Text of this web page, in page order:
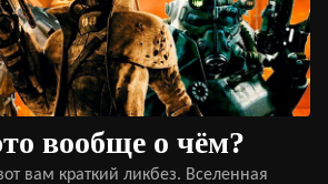
вообще о чём?
вам краткий ликбез. Вселенная